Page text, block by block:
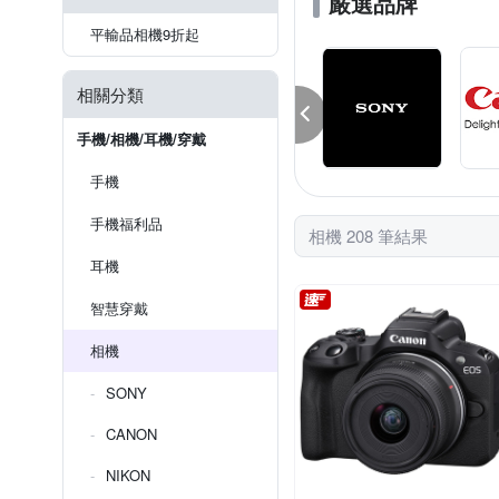
平輸品相機9折起
相關分類
手機/相機/耳機/穿戴
手機
手機福利品
耳機
智慧穿戴
相機
SONY
CANON
NIKON
相機 208 筆結果